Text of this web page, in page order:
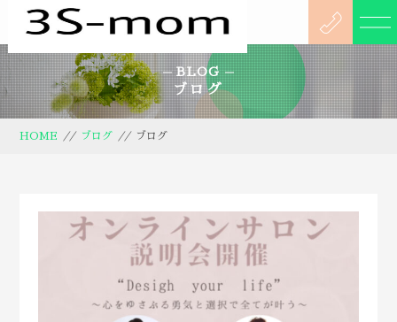
BLOG
ブログ
HOME // ブログ // ブログ